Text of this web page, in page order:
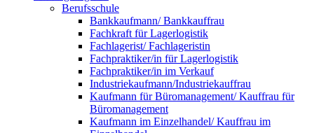
Berufsschule
Bankkaufmann/ Bankkauffrau
Fachkraft für Lagerlogistik
Fachlagerist/ Fachlageristin
Fachpraktiker/in für Lagerlogistik
Fachpraktiker/in im Verkauf
Industriekaufmann/Industriekauffrau
Kaufmann für Büromanagement/ Kauffrau für
Büromanagement
Kaufmann im Einzelhandel/ Kauffrau im